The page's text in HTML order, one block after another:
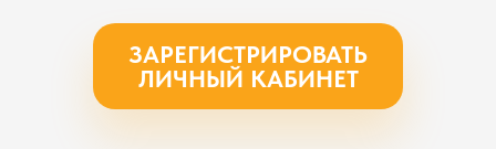
ЗАРЕГИСТРИРОВАТЬ
ЛИЧНЫЙ КАБИНЕТ